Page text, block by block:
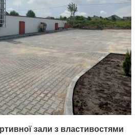
зали з властивостями